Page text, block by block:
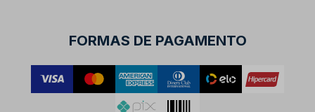
FORMAS DE PAGAMENTO